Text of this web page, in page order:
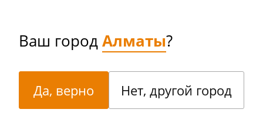
Ваш городАлматы?
Да, верно Нет, другой город